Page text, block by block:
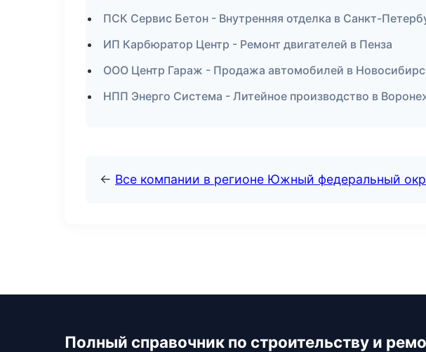
ПСК Сервис Бетон - Внутренняя отделка в Санкт-
ИП Карбюратор Центр - Ремонт двигателей в Пенза
ООО Центр Гараж - Продажа автомобилей в
НПП Энерго Система - Литейное производство в
← Все компании в регионе Южный федеральный
Полный справочник по строительству и